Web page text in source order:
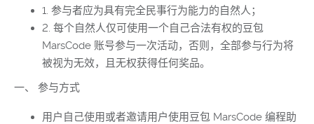
1. 参与者应为具有完全民事行为能力的自然人；
2. 每个自然人仅可使用一个自己合法有权的豆包
MarsCode 账号参与一次活动，否则，全部参与行为将
被视为无效，且无权获得任何奖品。
一、 参与方式
用户自己使用或者邀请用户使用豆包 MarsCode 编程助